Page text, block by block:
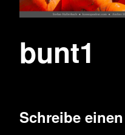
bunt1
Schreibe